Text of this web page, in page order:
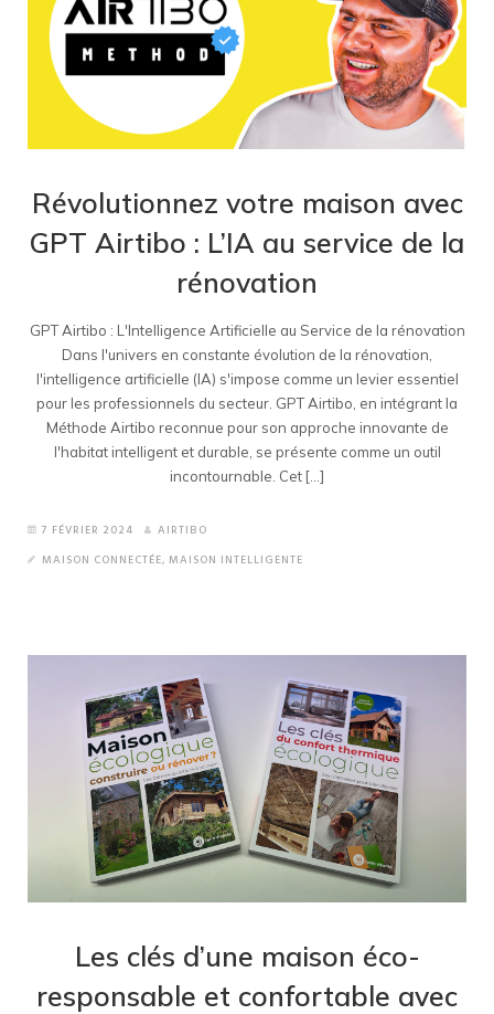
Révolutionnez votre maison avec
GPT Airtibo : L’IA au service de la
rénovation
GPT Airtibo : L'Intelligence Artificielle au Service de la rénovation
Dans l'univers en constante évolution de la rénovation,
l'intelligence artificielle (IA) s'impose comme un levier essentiel
pour les professionnels du secteur. GPT Airtibo, en intégrant la
Méthode Airtibo reconnue pour son approche innovante de
l'habitat intelligent et durable, se présente comme un outil
incontournable. Cet [...]
7 FÉVRIER 2024
AIRTIBO
MAISON CONNECTÉE, MAISON INTELLIGENTE
Les clés d’une maison éco-
responsable et confortable avec